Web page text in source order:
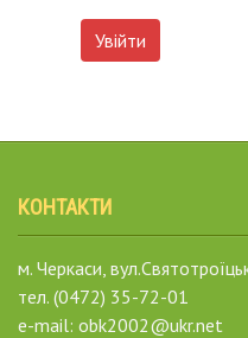
Увійти
КОНТАКТИ
м. Черкаси,
тел. (0472) 35-72-01
e-mail: obk2002@ukr.net